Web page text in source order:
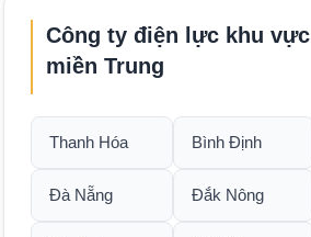
Công ty điện lực khu vực
miền Trung
Thanh Hóa Bình Định
Đà Nẵng Đắk Nông